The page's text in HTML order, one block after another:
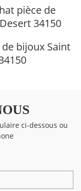
pièce de
34150
bijoux Saint
ci-dessous ou